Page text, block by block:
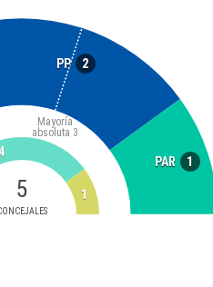
PP 2
PAR 1
5
Mayoría
absoluta 3
4
1